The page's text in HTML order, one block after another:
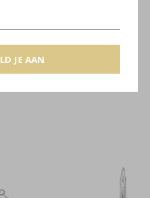
JE AAN
NL
cadeauverpakking
Neem contact op!